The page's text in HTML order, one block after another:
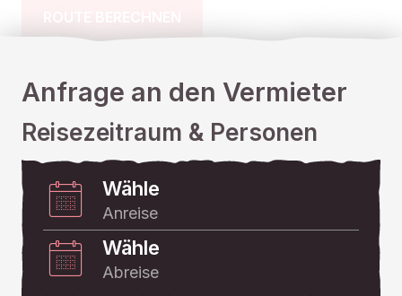
Anfrage an den Vermieter
Reisezeitraum & Personen
Wähle
Anreise
Wähle
Abreise